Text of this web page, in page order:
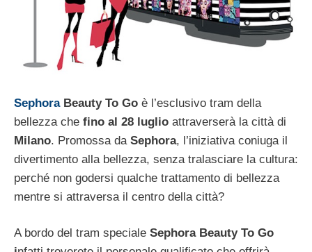
SephoraBeauty To Go è l’esclusivo tram della
bellezza che fino al 28 luglio attraverserà la città di
Milano. Promossa da Sephora, l’iniziativa coniuga il
divertimento alla bellezza, senza tralasciare la cultura:
perché non godersi qualche trattamento di bellezza
mentre si attraversa il centro della città?
A bordo del tram speciale Sephora Beauty To Go